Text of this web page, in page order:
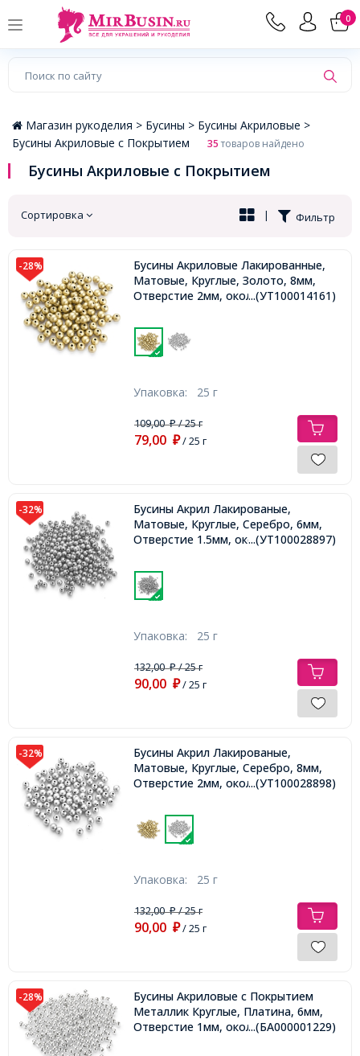
0
×
Магазин рукоделия > Бусины > Бусины Акриловые >
Бусины Акриловые с Покрытием
35товаров найдено
Бусины Акриловые с Покрытием
Сортировка Фильтр
|
-28%
Бусины Акриловые Лакированные,
Матовые, Круглые, Золото, 8мм,
Отверстие 2мм, около 85шт/25г,
...(УТ100014161)
Упаковка: 25 г
109,00₽/ 25 г
79,00 ₽/ 25 г
-32%
Бусины Акрил Лакированые,
Матовые, Круглые, Серебро, 6мм,
Отверстие 1.5мм, около 210шт/25г,
...(УТ100028897)
Упаковка: 25 г
132,00₽/ 25 г
90,00 ₽/ 25 г
-32%
Бусины Акрил Лакированые,
Матовые, Круглые, Серебро, 8мм,
Отверстие 2мм, около 90шт/25г,
...(УТ100028898)
Упаковка: 25 г
132,00₽/ 25 г
90,00 ₽/ 25 г
-28%
Бусины Акриловые с Покрытием
Металлик Круглые, Платина, 6мм,
Отверстие 1мм, около 200шт/25г,
...(БА000001229)